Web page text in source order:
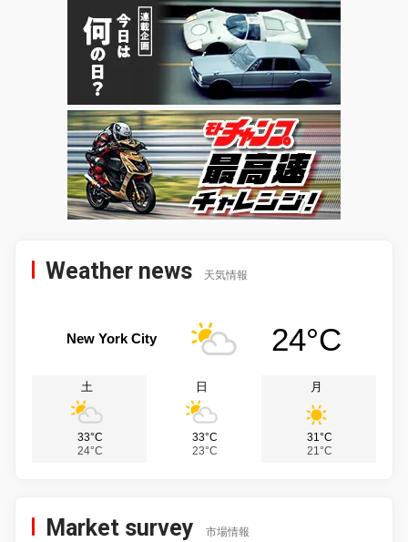
Weather news 天気情報
New York City 24°C
土
33°C
24°C
日
33°C
23°C
月
31°C
21°C
Market survey 市場情報